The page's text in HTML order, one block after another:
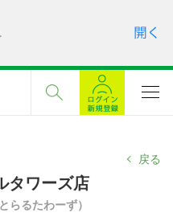
戻る
タワーズ店
らるたわーず）